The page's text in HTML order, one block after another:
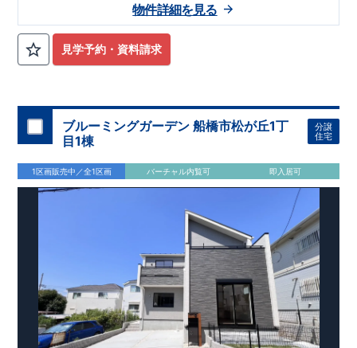
タミコーナーを採用したリビング♪ ・スマートサニタリーを採
用した洗面室は便利なカウンター付き♪ ・あったら嬉しい土間
収納を採用！ ​・主寝室は7.3帖+WICを採用！ ​・共働き世帯に大
活躍の宅配ボックス
◆ 周辺環境◆
【教育施設】
◎ 古和釜小学校 約690m(徒歩約9分) ◎ 古和釜
760m(徒歩約10分)
住宅性能評価 W取得(設計・建設)
■第三者機関が設計・建物検査(全四回)を実施 ■税制優遇あり
4分野6項目で最高等級を取得!
□ 構造の安定 (耐風等級2・耐震等級3) □ 劣化の軽減 (劣化対
策等級3) □ 維持管理への配慮 (維持管理対策等級3) □ 空気環
境 (ホルムアルデヒド発散等級3)
快適に長く住める住宅
■国の定める7つの技術基準をクリア ■税制
【東栄セーフティーダンパー標準装備】
■制震ダンパ
ーで振れ幅を大幅に低減、繰り返す地震に強い『耐震+制震』
現地案内予約受付中
詳細やご見学など、お気軽にお問合せ下さ
い♪ 東栄住宅 本八幡営業所 TEL:047-377-6220
見学予約・資料請求
物件詳細を見る
ブルーミングガーデン 船橋市松が丘1丁
目1棟
分譲
住宅
1区画販売中／全1区画 バーチャル内覧可 即入居可